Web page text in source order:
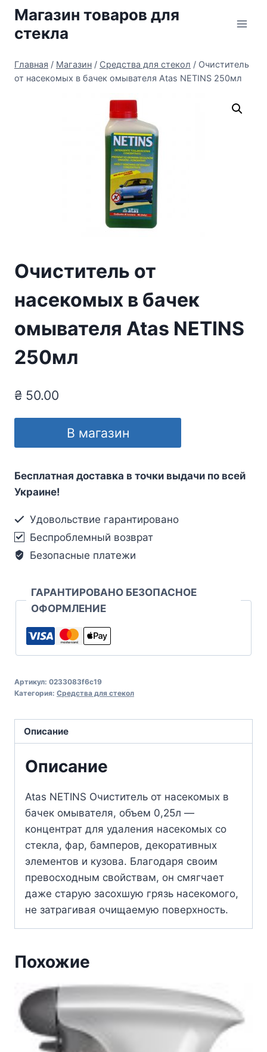
Перейти
содержимому
Магазин товаров для
стекла
Главная / Магазин / Средства для стекол / Очиститель
от насекомых в бачек омывателя Atas NETINS 250мл
Очиститель от
насекомых в бачек
омывателя Atas NETINS
250мл
₴ 50.00
В магазин
Бесплатная доставка в точки выдачи по всей
Украине!
Удовольствие гарантировано
Беспроблемный возврат
Безопасные платежи
ГАРАНТИРОВАНО БЕЗОПАСНОЕ
ОФОРМЛЕНИЕ
Артикул: 0233083f6c19
Категория: Средства для стекол
Описание
Описание
Atas NETINS Очиститель от насекомых в
бачек омывателя, объем 0,25л —
концентрат для удаления насекомых со
стекла, фар, бамперов, декоративных
элементов и кузова. Благодаря своим
превосходным свойствам, он смягчает
даже старую засохшую грязь насекомого,
не затрагивая очищаемую поверхность.
Похожие